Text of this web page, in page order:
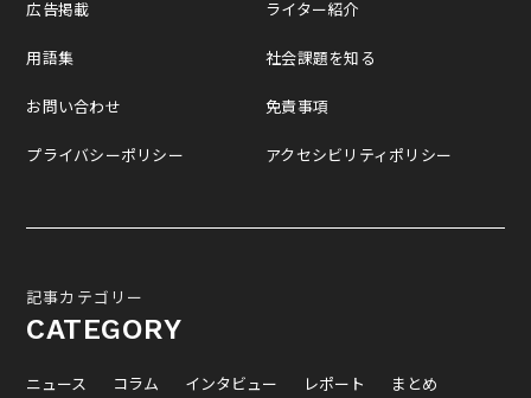
広告掲載
用語集
お問い合わせ
プライバシーポリシー
ライター紹介
社会課題を知る
免責事項
アクセシビリティポリシー
記事カテゴリー
CATEGORY
ニュース コラム インタビュー レポート
まとめ